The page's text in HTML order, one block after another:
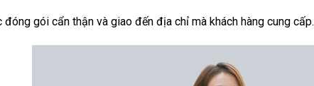
gói cẩn thận và giao đến địa chỉ mà khách hàng cung cấp.